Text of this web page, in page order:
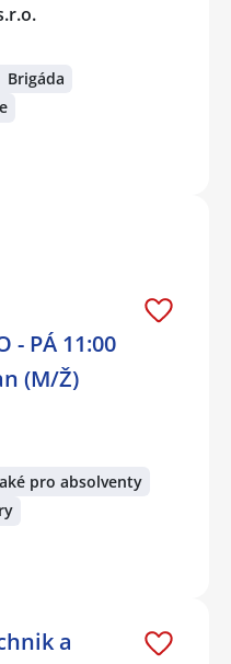
Brigáda
- PÁ 11:00
(M/Ž)
pro absolventy
a